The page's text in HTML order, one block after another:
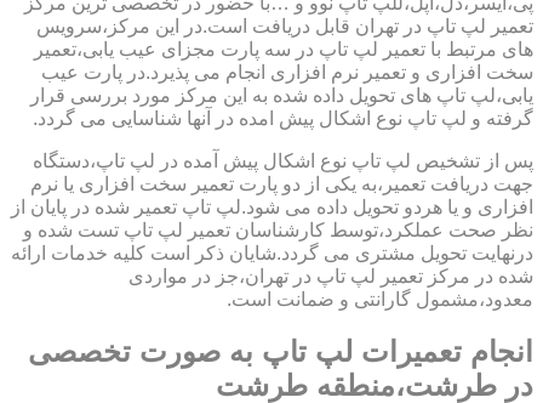
تعمیر لپ تاپ در تهران قابل دریافت است.در این مرکز،سرویس
های مرتبط با تعمیر لپ تاپ در سه پارت مجزای عیب یابی،تعمیر
سخت افزاری و تعمیر نرم افزاری انجام می پذیرد.در پارت عیب
یابی،لپ تاپ های تحویل داده شده به این مرکز مورد بررسی قرار
گرفته و لپ تاپ نوع اشکال پیش امده در آنها شناسایی می گردد.
پس از تشخیص لپ تاپ نوع اشکال پیش آمده در لپ تاپ،دستگاه
جهت دریافت تعمیر،به یکی از دو پارت تعمیر سخت افزاری یا نرم
افزاری و یا هردو تحویل داده می شود.لپ تاپ تعمیر شده در پایان از
نظر صحت عملکرد،توسط کارشناسان تعمیر لپ تاپ تست شده و
درنهایت تحویل مشتری می گردد.شایان ذکر است کلیه خدمات ارائه
شده در مرکز تعمیر لپ تاپ در تهران،جز در مواردی
معدود،مشمول گارانتی و ضمانت است.
انجام تعمیرات لپ تاپ به صورت تخصصی
در طرشت،منطقه طرشت